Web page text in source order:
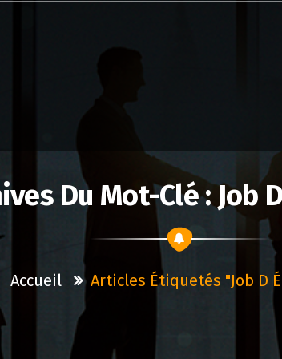
Du Mot-Clé : Job
Accueil Articles Étiquetés "job D